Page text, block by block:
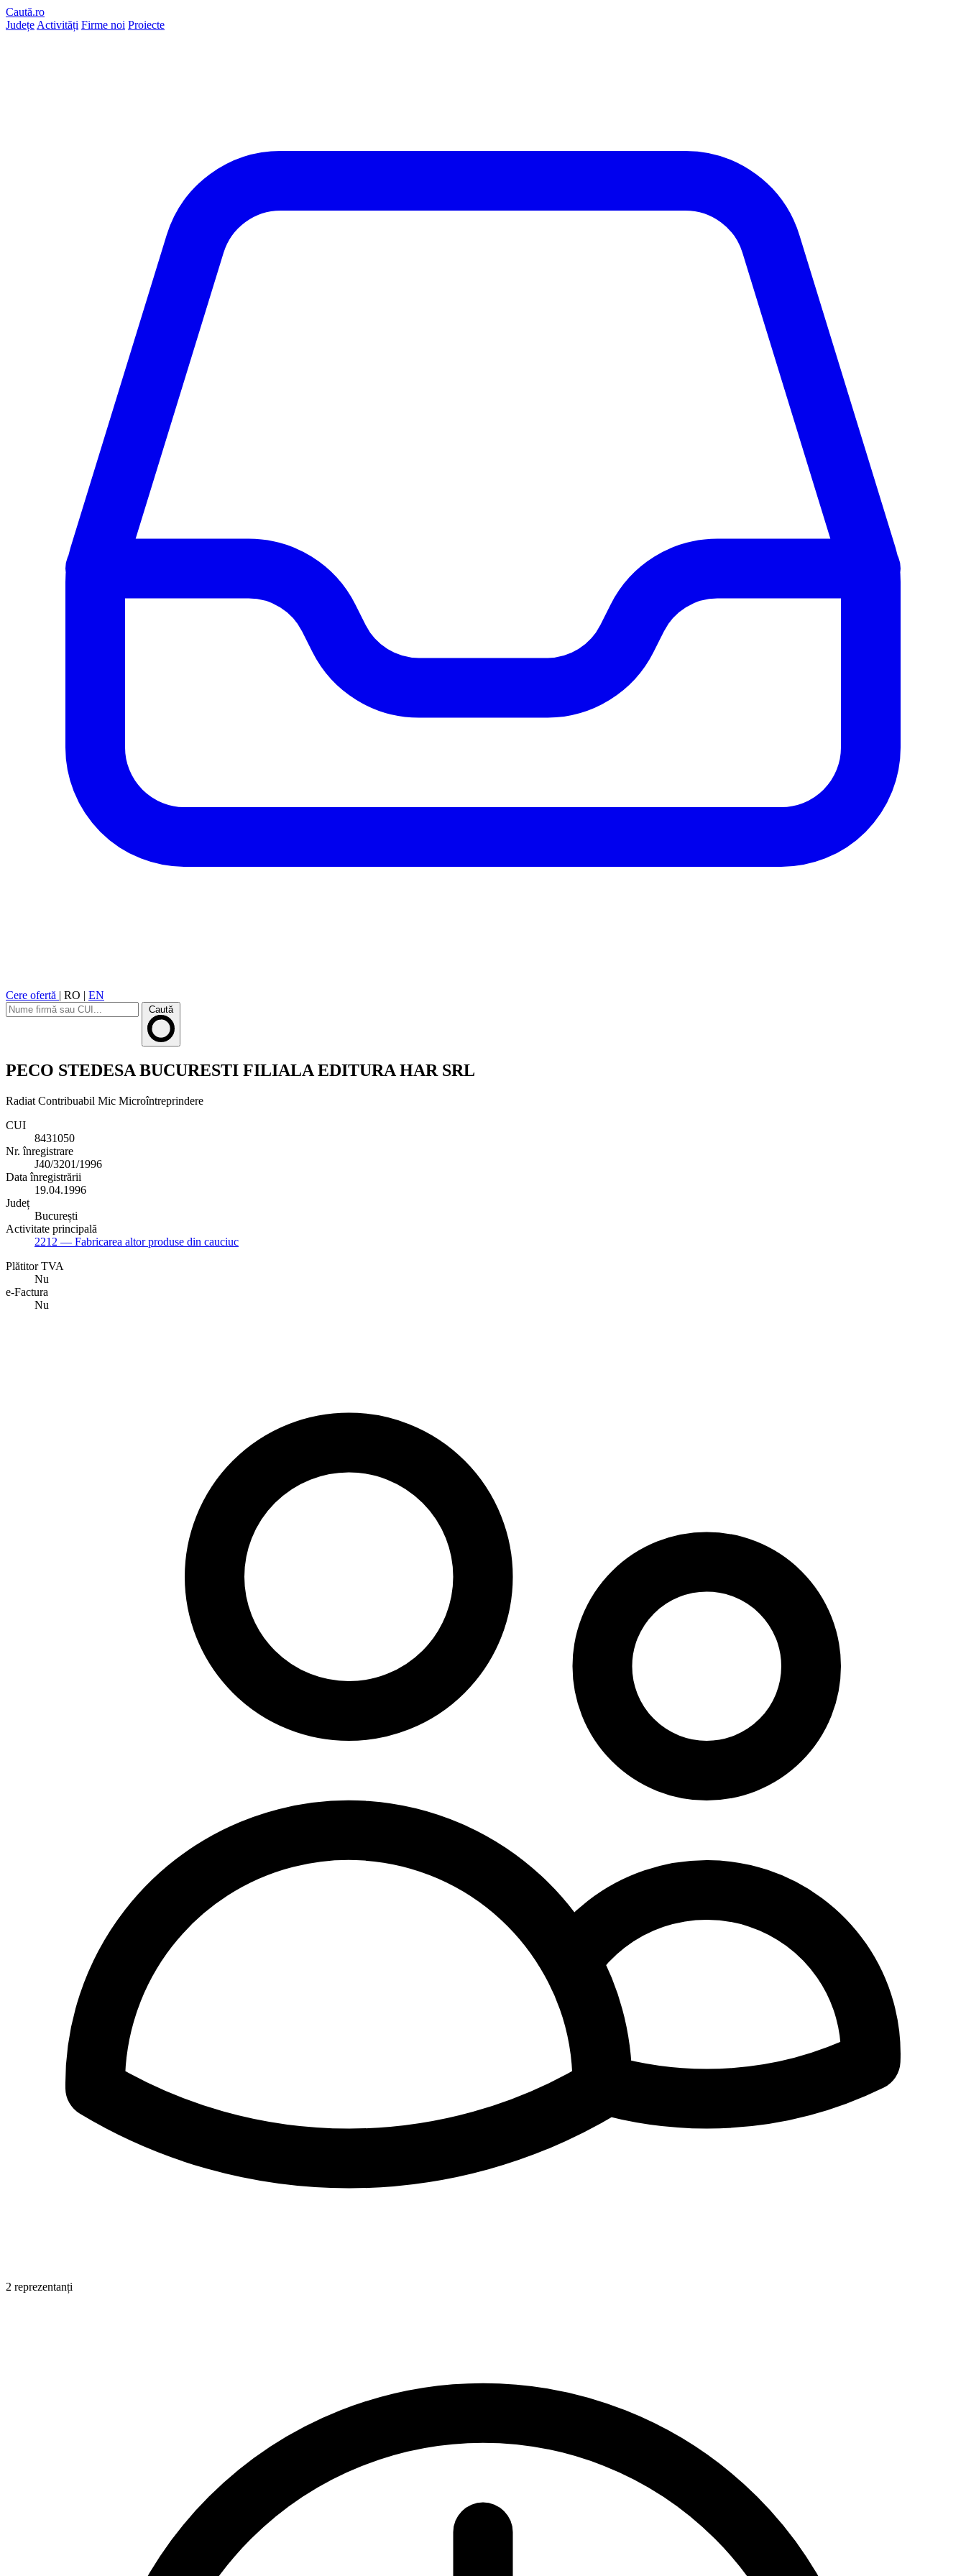
Caută.ro
Județe Activități Firme noi Proiecte
Cere ofertă | RO | EN
Caută
PECO STEDESA BUCURESTI FILIALA EDITURA HAR SRL
Radiat Contribuabil Mic Microîntreprindere
CUI
8431050
Nr. înregistrare
J40/3201/1996
Data înregistrării
19.04.1996
Județ
București
Activitate principală
2212 — Fabricarea altor produse din cauciuc
Plătitor TVA
Nu
e-Factura
Nu
2 reprezentanți